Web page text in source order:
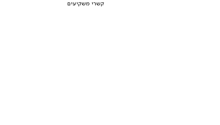
קשרי משקיעים